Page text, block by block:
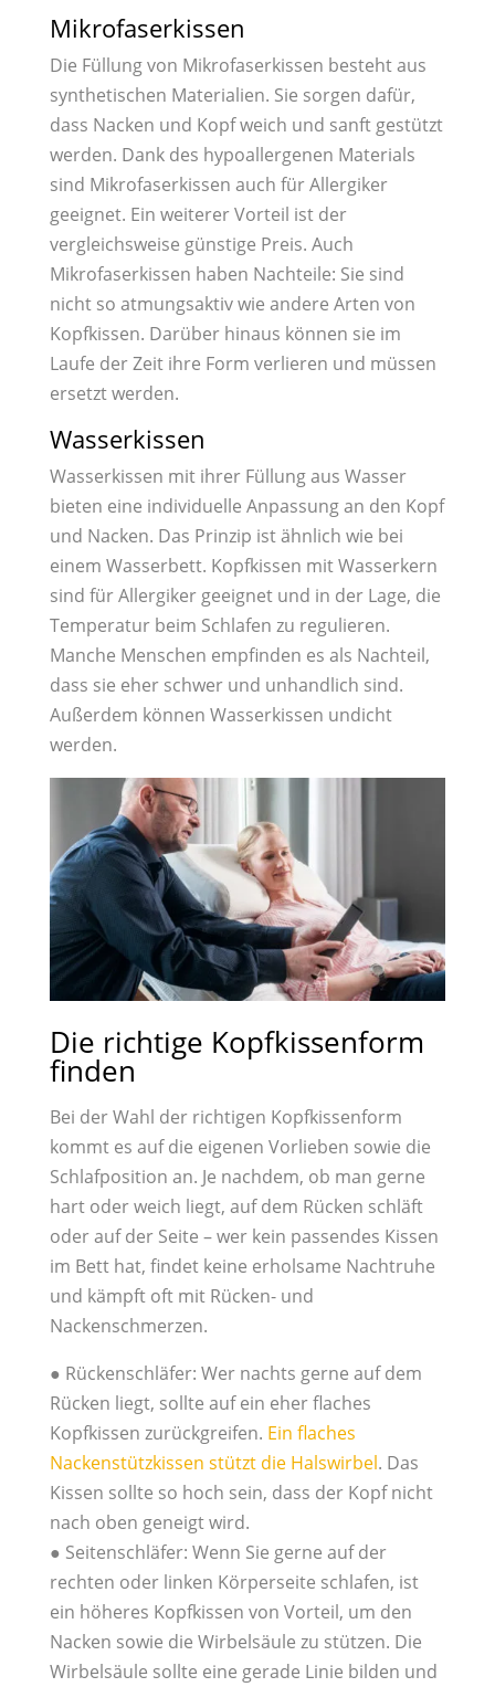
Mikrofaserkissen
Die Füllung von Mikrofaserkissen besteht aus
synthetischen Materialien. Sie sorgen dafür,
dass Nacken und Kopf weich und sanft gestützt
werden. Dank des hypoallergenen Materials
sind Mikrofaserkissen auch für Allergiker
geeignet. Ein weiterer Vorteil ist der
vergleichsweise günstige Preis. Auch
Mikrofaserkissen haben Nachteile: Sie sind
nicht so atmungsaktiv wie andere Arten von
Kopfkissen. Darüber hinaus können sie im
Laufe der Zeit ihre Form verlieren und müssen
ersetzt werden.
Wasserkissen
Wasserkissen mit ihrer Füllung aus Wasser
bieten eine individuelle Anpassung an den Kopf
und Nacken. Das Prinzip ist ähnlich wie bei
einem Wasserbett. Kopfkissen mit Wasserkern
sind für Allergiker geeignet und in der Lage, die
Temperatur beim Schlafen zu regulieren.
Manche Menschen empfinden es als Nachteil,
dass sie eher schwer und unhandlich sind.
Außerdem können Wasserkissen undicht
werden.
Die richtige Kopfkissenform
finden
Bei der Wahl der richtigen Kopfkissenform
kommt es auf die eigenen Vorlieben sowie die
Schlafposition an. Je nachdem, ob man gerne
hart oder weich liegt, auf dem Rücken schläft
oder auf der Seite – wer kein passendes Kissen
im Bett hat, findet keine erholsame Nachtruhe
und kämpft oft mit Rücken- und
Nackenschmerzen.
● Rückenschläfer: Wer nachts gerne auf dem
Rücken liegt, sollte auf ein eher flaches
Kopfkissen zurückgreifen. Ein flaches
Nackenstützkissen stützt die Halswirbel. Das
Kissen sollte so hoch sein, dass der Kopf nicht
nach oben geneigt wird.
● Seitenschläfer: Wenn Sie gerne auf der
rechten oder linken Körperseite schlafen, ist
ein höheres Kopfkissen von Vorteil, um den
Nacken sowie die Wirbelsäule zu stützen. Die
Wirbelsäule sollte eine gerade Linie bilden und